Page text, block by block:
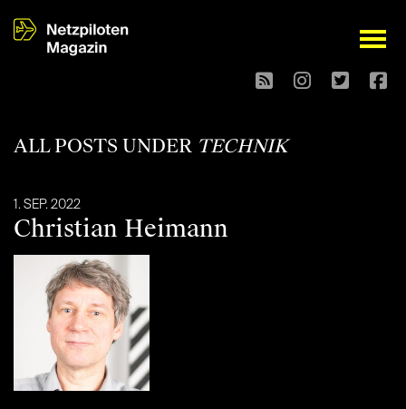
open
ALL POSTS UNDER TECHNIK
1. SEP. 2022
Christian Heimann